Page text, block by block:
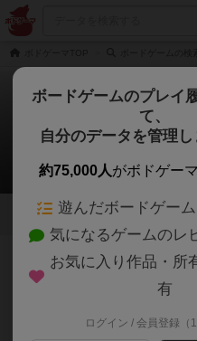
ヒロ(新！ボードゲ
1
148名 0名 0 8
大富豪系のゲームが大好き
ボードゲームのプレイ
て、
自分のデータを管理し
約75,000人がボドゲー
遊んだボードゲー
気になるゲームのレ
お気に入り作品・所
有
ログイン / 会員登録（